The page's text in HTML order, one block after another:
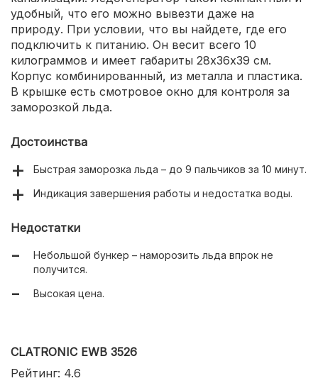
удобный, что его можно вывезти даже на
природу. При условии, что вы найдете, где его
подключить к питанию. Он весит всего 10
килограммов и имеет габариты 28х36х39 см.
Корпус комбинированный, из металла и пластика.
В крышке есть смотровое окно для контроля за
заморозкой льда.
Достоинства
Быстрая заморозка льда – до 9 пальчиков за 10 минут.
Индикация завершения работы и недостатка воды.
Недостатки
Небольшой бункер – наморозить льда впрок не
получится.
Высокая цена.
CLATRONIC EWB 3526
Рейтинг: 4.6